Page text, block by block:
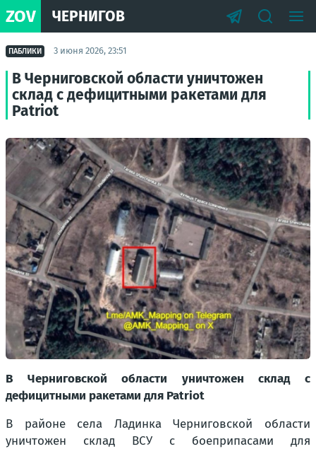
ZOV ЧЕРНИГОВ
ПАБЛИКИ 3 июня 2026, 23:51
В Черниговской области уничтожен
склад с дефицитными ракетами для
Patriot
В Черниговской области уничтожен склад с
дефицитными ракетами для Patriot
В районе села Ладинка Черниговской области
уничтожен склад ВСУ с боеприпасами для